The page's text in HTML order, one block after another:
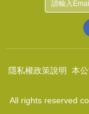
隱私權政策說明 本
All rights reserved